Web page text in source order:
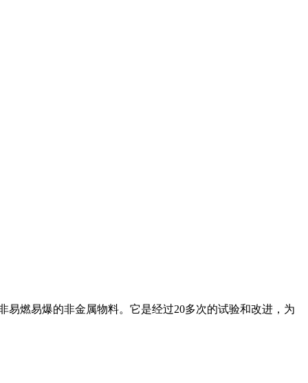
燃易爆的非金属物料。它是经过20多次的试验和改进，为